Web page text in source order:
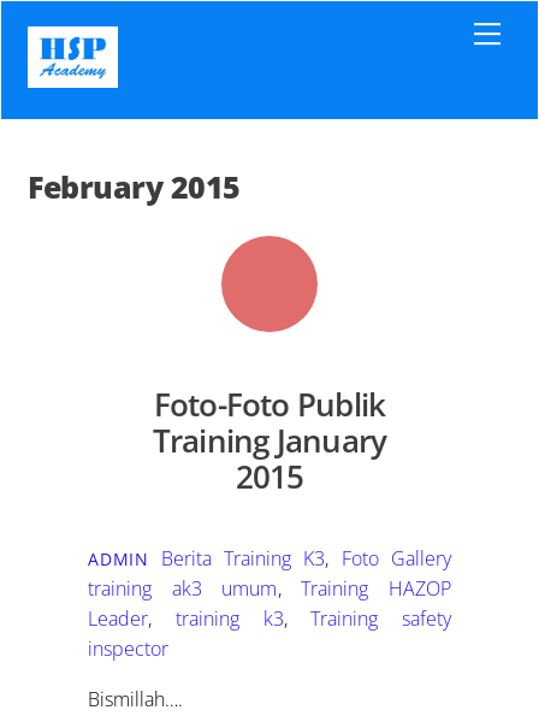
content
February 2015
Foto-Foto Publik
Training January
2015
ADMIN Berita Training K3, Foto Gallery
training ak3 umum,Training HAZOP
Leader, training k3,Training safety
inspector
Bismillah….